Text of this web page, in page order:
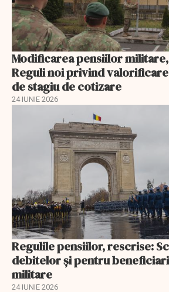
Modificarea pensiilor
Reguli noi privind
de stagiu de cotizare
24 IUNIE 2026
Regulile pensiilor, rescrise:
debitelor și pentru
militare
24 IUNIE 2026